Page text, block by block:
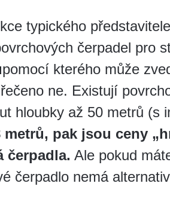
typického
čerpadel pro
pomocí kterého může
ne. Existují
hloubky až 50 metrů (s
metrů, pak jsou ceny
čerpadla. Ale pokud
čerpadlo nemá